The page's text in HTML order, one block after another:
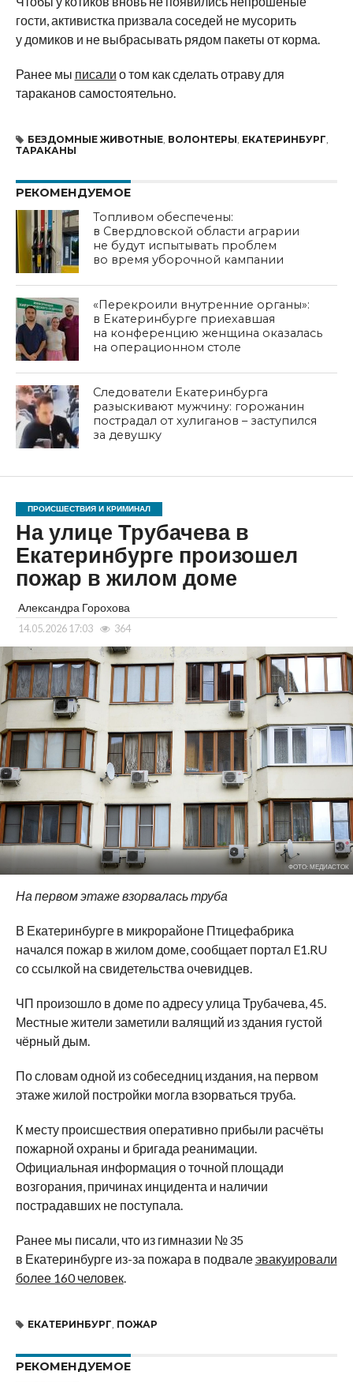
гости, активистка призвала соседей не мусорить
у домиков и не выбрасывать рядом пакеты от корма.
Ранее мы писали о том как сделать отраву для
тараканов самостоятельно.
БЕЗДОМНЫЕ ЖИВОТНЫЕ, ВОЛОНТЕРЫ, ЕКАТЕРИНБУРГ,
ТАРАКАНЫ
РЕКОМЕНДУЕМОЕ
Топливом обеспечены:
в Свердловской области аграрии
не будут испытывать проблем
во время уборочной кампании
«Перекроили внутренние органы»:
в Екатеринбурге приехавшая
на конференцию женщина оказалась
на операционном столе
Следователи Екатеринбурга
разыскивают мужчину: горожанин
пострадал от хулиганов – заступился
за девушку
ПРОИСШЕСТВИЯ И КРИМИНАЛ
На улице Трубачева в
Екатеринбурге произошел
пожар в жилом доме
Александра Горохова
14.05.2026 17:03 364
ФОТО: МЕДИАСТОК
На первом этаже взорвалась труба
В Екатеринбурге в микрорайоне Птицефабрика
начался пожар в жилом доме, сообщает портал E1.RU
со ссылкой на свидетельства очевидцев.
ЧП произошло в доме по адресу улица Трубачева, 45.
Местные жители заметили валящий из здания густой
чёрный дым.
По словам одной из собеседниц издания, на первом
этаже жилой постройки могла взорваться труба.
К месту происшествия оперативно прибыли расчёты
пожарной охраны и бригада реанимации.
Официальная информация о точной площади
возгорания, причинах инцидента и наличии
пострадавших не поступала.
Ранее мы писали, что из гимназии № 35
в Екатеринбурге из-за пожара в подвалеэвакуировали
более 160 человек.
ЕКАТЕРИНБУРГ, ПОЖАР
РЕКОМЕНДУЕМОЕ